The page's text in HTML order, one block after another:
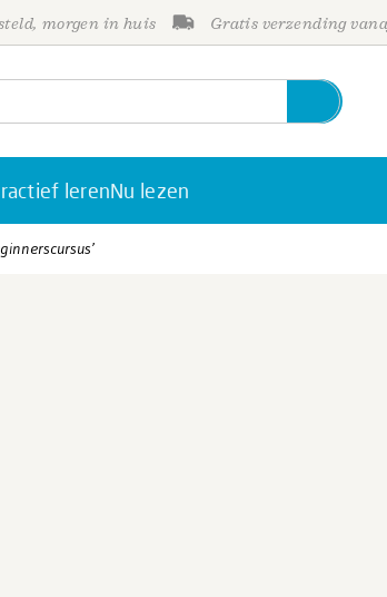
morgen in huis Gratis verzending
lerenNu lezen